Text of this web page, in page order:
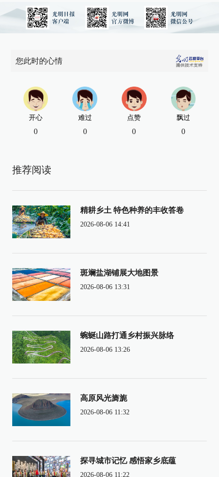
您此时的心情
开心
0
难过
0
点赞
0
飘过
0
推荐阅读
精耕乡土 特色种养的丰收答卷
2026-08-06 14:41
斑斓盐湖铺展大地图景
2026-08-06 13:31
蜿蜒山路打通乡村振兴脉络
2026-08-06 13:26
高原风光旖旎
2026-08-06 11:32
探寻城市记忆 感悟家乡底蕴
2026-08-06 11:22